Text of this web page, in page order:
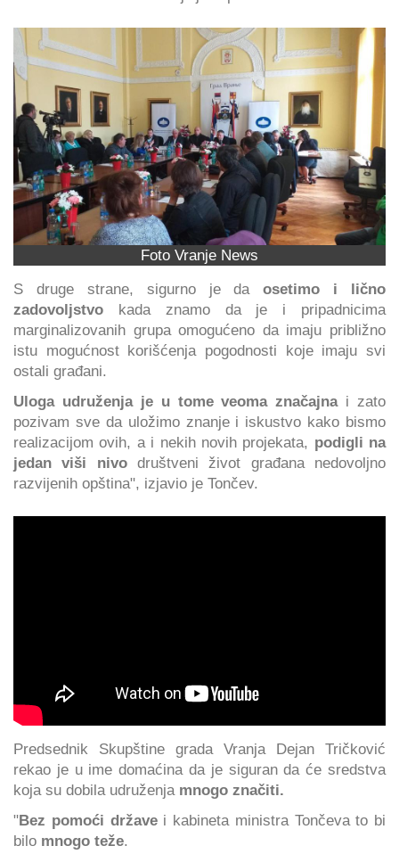
Foto Vranje News
S druge strane, sigurno je da osetimo i lično
zadovoljstvo kada znamo da je i pripadnicima
marginalizovanih grupa omogućeno da imaju približno
istu mogućnost korišćenja pogodnosti koje imaju svi
ostali građani.
Uloga udruženja je u tome veoma značajnai zato
pozivam sve da uložimo znanje i iskustvo kako bismo
realizacijom ovih, a i nekih novih projekata, podigli na
jedan viši nivo društveni život građana nedovoljno
razvijenih opština", izjavio je Tončev.
Predsednik Skupštine grada Vranja Dejan Tričković
rekao je u ime domaćina da je siguran da će sredstva
koja su dobila udruženja mnogo značiti.
"Bez pomoći državei kabineta ministra Tončeva to bi
bilo mnogo teže.